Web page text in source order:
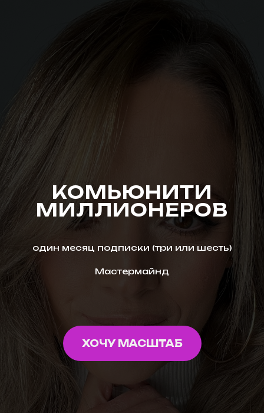
КОМЬЮНИТИ
МИЛЛИОНЕРОВ
один месяц подписки (три или шесть)
Мастермайнд
ХОЧУ МАСШТАБ